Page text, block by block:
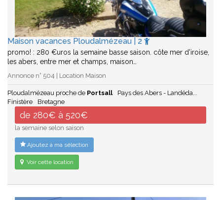
Maison vacances Ploudalmézeau | 2
promo! : 280 €uros la semaine basse saison. côte mer d'iroise,
les abers, entre mer et champs, maison…
Annonce n° 504 | Location Maison
Ploudalmézeau proche de Portsall
Pays des Abers - Landéda...
Finistère
Bretagne
de 280€ à 520€
la semaine selon saison
Ajoutez à ma sélection
Voir cette location